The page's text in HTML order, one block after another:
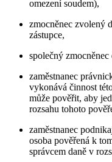
omezení soudem),
zmocněnec zvolený
zástupce,
společný
zaměstnanec
vykonává činnost
může pověřit, aby
rozsahu tohoto
zaměstnanec
osoba pověřená k
správcem daně v